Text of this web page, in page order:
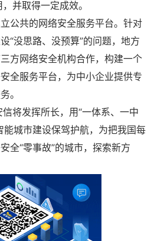
并取得一定成效。
公共的网络安全服务平台。针对
“没思路、没预算”的问题，地方
方网络安全机构合作，构建一个
全服务平台，为中小企业提供专
。
将发挥所长，用“一体系、一中
能城市建设保驾护航，为把我国每
全“零事故”的城市，探索新方